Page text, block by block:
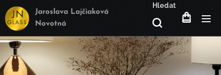
Jaroslava Lajčiaková
Novotná
Hledat